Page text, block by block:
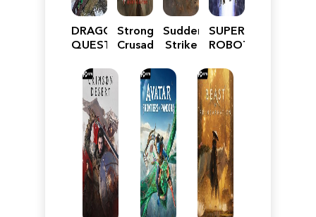
DRAGON
QUEST
Reimagined
Stronghold
Crusader:
Edition
Sudden
Strike
SUPER
ROBOT
Y